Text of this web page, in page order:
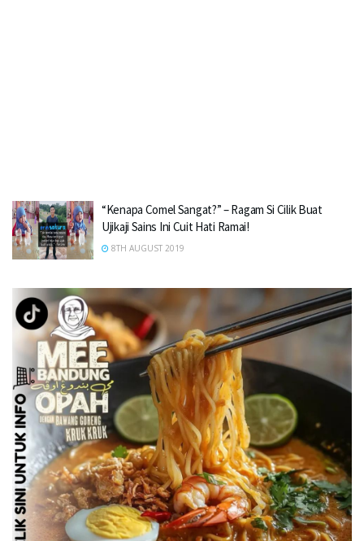
“Kenapa Comel Sangat?” – Ragam Si Cilik Buat
Ujikaji Sains Ini Cuit Hati Ramai!
8TH AUGUST 2019